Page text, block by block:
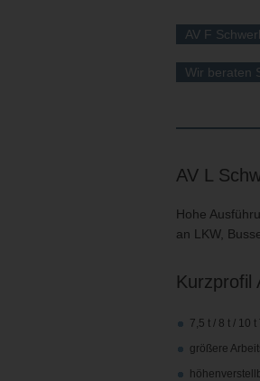
AV F
Wir beraten
AV L
Hohe
an LKW,
Kurzprofil
7,5 t / 8 t / 10
größere